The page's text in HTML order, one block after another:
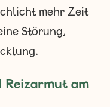
mehr Zeit
Störung,
am